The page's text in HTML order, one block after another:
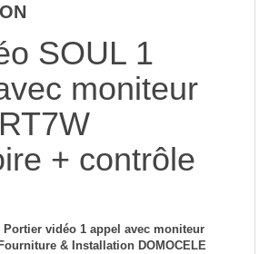
SOUL 1
moniteur
+ contrôle
Portier vidéo 1 appel avec moniteur
& Installation DOMOCELE